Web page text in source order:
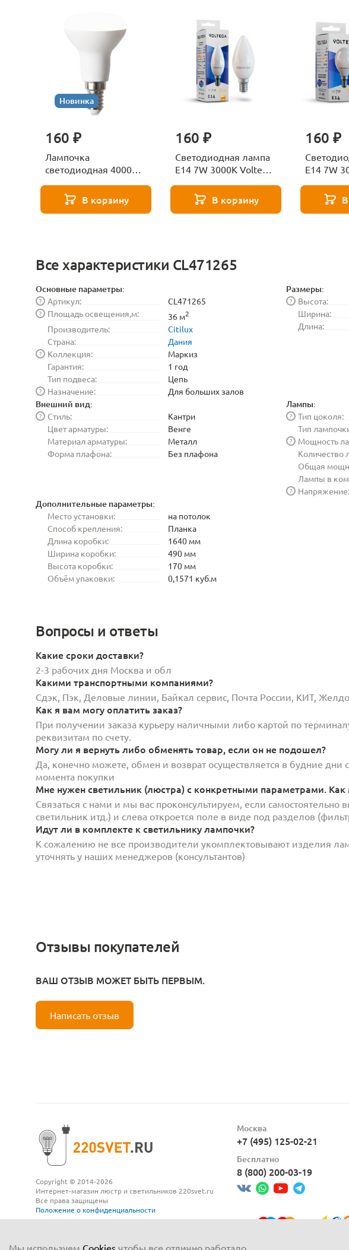
Новинка
160 ₽
Лампочка
светодиодная 4000К
271 8585В корзину
160 ₽
Светодиодная лампа
E14 7W 3000K Voltega
В корзину
160 ₽
E14 7W
Все характеристики CL471265
Основные параметры:
Артикул:
?
CL471265
Площадь освещения,м:
? 36 м2
Производитель:
Citilux
Страна:
Дания
Коллекция:
?
Маркиз
Гарантия:
1 год
Тип подвеса:
Цепь
Назначение:
? Для больших залов
Размеры:
Высота:
?
Ширина:
Длина:
Внешний вид:
Стиль:
?
Кантри
Цвет арматуры:
Венге
Материал арматуры:
Металл
Форма плафона:
Без плафона
Лампы:
Тип цоколя:
?
Тип
Мощность
?
Количество
Общая
Лампы в
Напряжение:
?
Дополнительные параметры:
Место установки:
на потолок
Способ крепления:
Планка
Длина коробки:
1640 мм
Ширина коробки:
490 мм
Высота коробки:
170 мм
Объём упаковки:
0,1571 куб.м
Вопросы и ответы
Какие сроки доставки?
2-3 рабочих дня Москва и обл
Какими транспортными компаниями?
Сдэк, Пэк, Деловые линии, Байкал сервис, Почта России, КИТ,
Как я вам могу оплатить заказ?
При получении заказа курьеру наличными либо картой по
реквизитам по счету.
Могу ли я вернуть либо обменять товар, если он не подошел?
Да, конечно можете, обмен и возврат осуществляется в будние дни
момента покупки
Мне нужен светильник (люстра) с конкретными параметрами. Как
Связаться с нами и мы вас проконсультируем, если самостоятельно
светильник итд.) и слева откроется поле в виде под разделов
Идут ли в комплекте к светильнику лампочки?
К сожалению не все производители укомплектовывают изделия
уточнять у наших менеджеров (консультантов)
Отзывы покупателей
ВАШ ОТЗЫВ МОЖЕТ БЫТЬ ПЕРВЫМ.
Написать отзыв
Copyright © 2014-2026
Интернет-магазин люстр и светильников 220svet.ru
Все права защищены
Положение о конфиденциальности
Москва
+7 (495) 125-02-21
Бесплатно
8 (800) 200-03-19
Мы используем Cookies чтобы все отлично работало,